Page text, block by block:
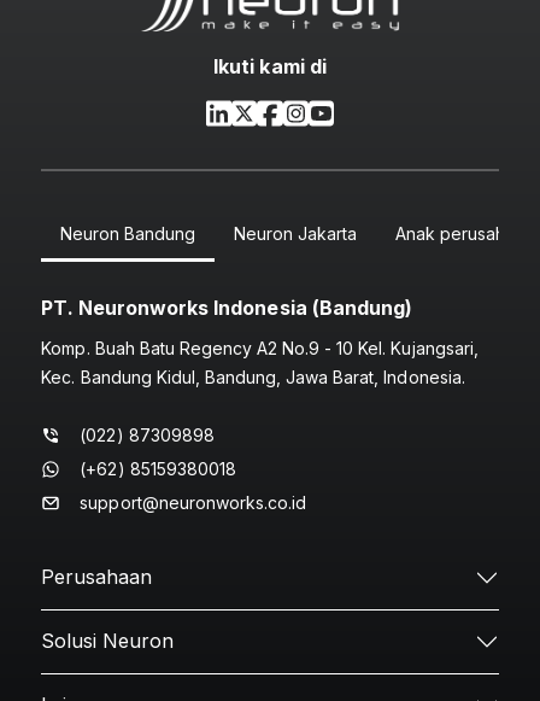
Ikuti kami di
Neuron Bandung Neuron Jakarta Anak perusahaan
PT. Neuronworks Indonesia (Bandung)
Komp. Buah Batu Regency A2 No.9 - 10 Kel. Kujangsari,
Kec. Bandung Kidul, Bandung, Jawa Barat, Indonesia.
(022) 87309898
(+62) 85159380018
support@neuronworks.co.id
Perusahaan
Solusi Neuron